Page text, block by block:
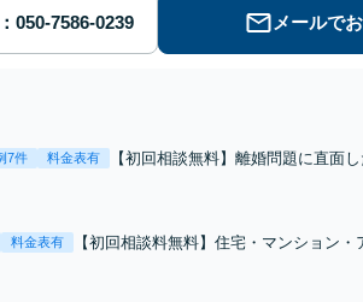
メールで
7件 料金表有
【初回相談無料】離婚問題に直面し
を目指します【夜間・休日面談可】
料金表有
【初回相談料無料】住宅・マンション・